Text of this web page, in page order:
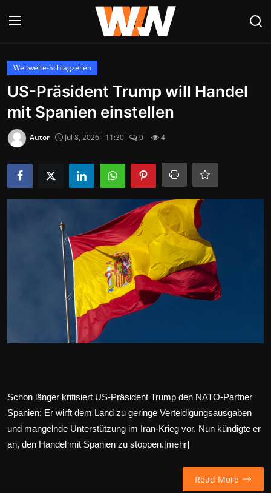
Anmelden
Datenschutzerklärung
Contact
Kultur & Unterhaltung
Sport & Freizeit
Tech & IT-Security
Wissenschaft & Gesundheit
Deutsch
Weltweite-Schlagzeilen
US-Präsident Trump will Handel
mit Spanien einstellen
Autor Jul 8, 2026 - 11:30 0 4
Schon länger kritisiert US-Präsident Trump den NATO-Partner
Spanien: Er wirft dem Land zu geringe Verteidigungsausgaben
und mangelnde Unterstützung im Iran-Krieg vor. Nun kündigte er
an, den Handel mit Spanien zu stoppen.[mehr]
Read More